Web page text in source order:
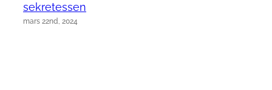
sekretessen
mars 22nd, 2024